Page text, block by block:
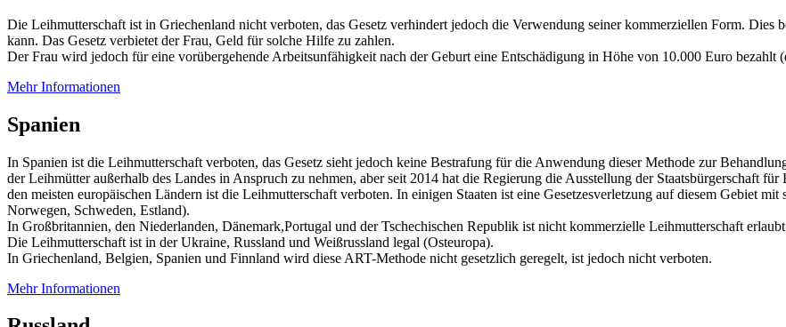
Die Leihmutterschaft ist in Griechenland nicht verboten, das Gesetz verhindert jedoch die Verwendung seiner kommerziellen Form. Dies
kann. Das Gesetz verbietet der Frau, Geld für solche Hilfe zu zahlen.
Der Frau wird jedoch für eine vorübergehende Arbeitsunfähigkeit nach der Geburt eine Entschädigung in Höhe von 10.000 Euro
Mehr Informationen
Spanien
In Spanien ist die Leihmutterschaft verboten, das Gesetz sieht jedoch keine Bestrafung für die Anwendung dieser Methode zur
der Leihmütter außerhalb des Landes in Anspruch zu nehmen, aber seit 2014 hat die Regierung die Ausstellung der Staatsbürgerschaft
den meisten europäischen Ländern ist die Leihmutterschaft verboten. In einigen Staaten ist eine Gesetzesverletzung auf diesem Gebiet
Norwegen, Schweden, Estland).
In Großbritannien, den Niederlanden, Dänemark,Portugal und der Tschechischen Republik ist nicht kommerzielle Leihmutterschaft
Die Leihmutterschaft ist in der Ukraine, Russland und Weißrussland legal (Osteuropa).
In Griechenland, Belgien, Spanien und Finnland wird diese ART-Methode nicht gesetzlich geregelt, ist jedoch nicht verboten.
Mehr Informationen